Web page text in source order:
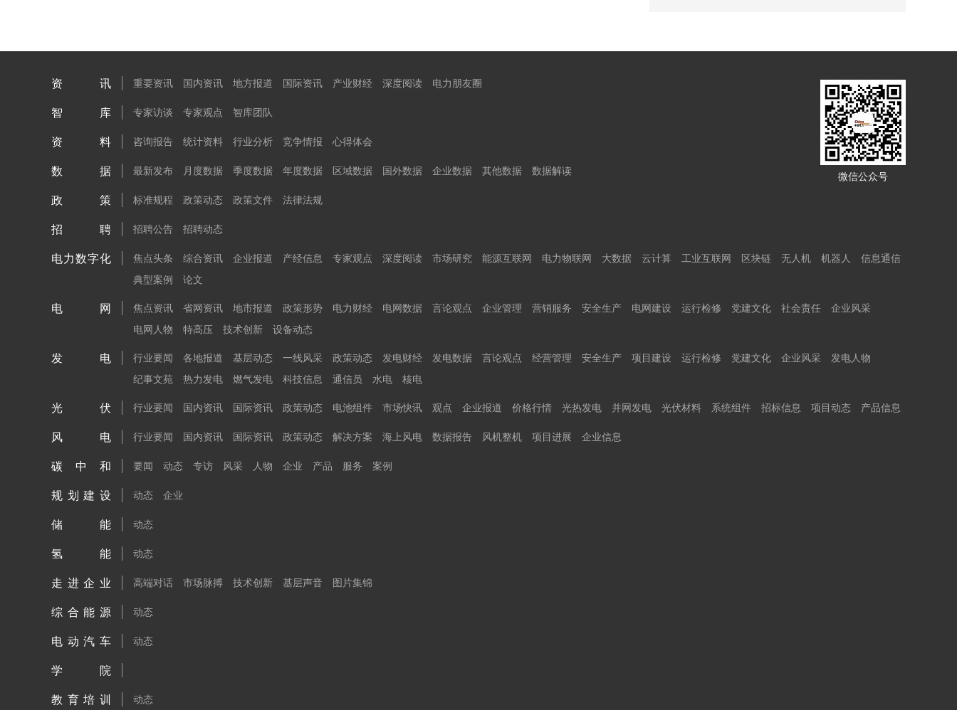
微信公众号
资讯 重要资讯 国内资讯 地方报道 国际资讯 产业财经 深度阅读 电力朋友圈
智库 专家访谈 专家观点 智库团队
资料 咨询报告 统计资料 行业分析 竞争情报 心得体会
数据 最新发布 月度数据 季度数据 年度数据 区域数据 国外数据 企业数据 其他数据 数据解读
政策 标准规程 政策动态 政策文件 法律法规
招聘 招聘公告 招聘动态
电力数字化 焦点头条 综合资讯 企业报道 产经信息 专家观点 深度阅读 市场研究 能源互联网 电力物联网 大数据 云计算 工业互联网 区块链 无人机 机器人
信息通信
典型案例
论文
电网 焦点资讯 省网资讯 地市报道 政策形势 电力财经 电网数据 言论观点 企业管理 营销服务 安全生产 电网建设 运行检修 党建文化 社会责任
企业风采
电网人物
特高压 技术创新 设备动态
发电 行业要闻 各地报道 基层动态 一线风采 政策动态 发电财经 发电数据 言论观点 经营管理 安全生产 项目建设 运行检修 党建文化 企业风采
发电人物
纪事文苑
热力发电 燃气发电 科技信息 通信员 水电 核电
光伏 行业要闻 国内资讯 国际资讯 政策动态 电池组件 市场快讯 观点 企业报道 价格行情 光热发电 并网发电 光伏材料 系统组件 招标信息 项目动态 产品信息
风电 行业要闻 国内资讯 国际资讯 政策动态 解决方案 海上风电 数据报告 风机整机 项目进展 企业信息
碳中和 要闻 动态 专访 风采 人物 企业 产品 服务 案例
规划建设 动态 企业
储能 动态
氢能 动态
走进企业 高端对话 市场脉搏 技术创新 基层声音 图片集锦
综合能源 动态
电动汽车 动态
学院
教育培训 动态